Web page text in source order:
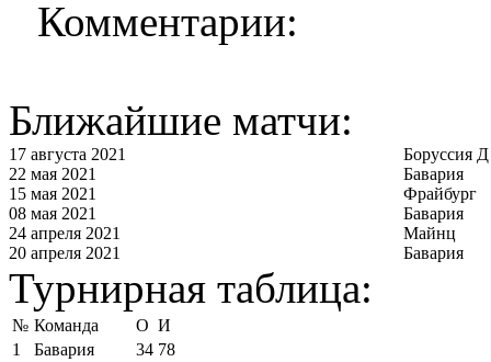
Комментарии:
Ближайшие матчи:
17 августа 2021
Боруссия Д
22 мая 2021
Бавария
15 мая 2021
Фрайбург
08 мая 2021
Бавария
24 апреля 2021
Майнц
20 апреля 2021
Бавария
Турнирная таблица:
№ Команда О И
1
Бавария 34 78